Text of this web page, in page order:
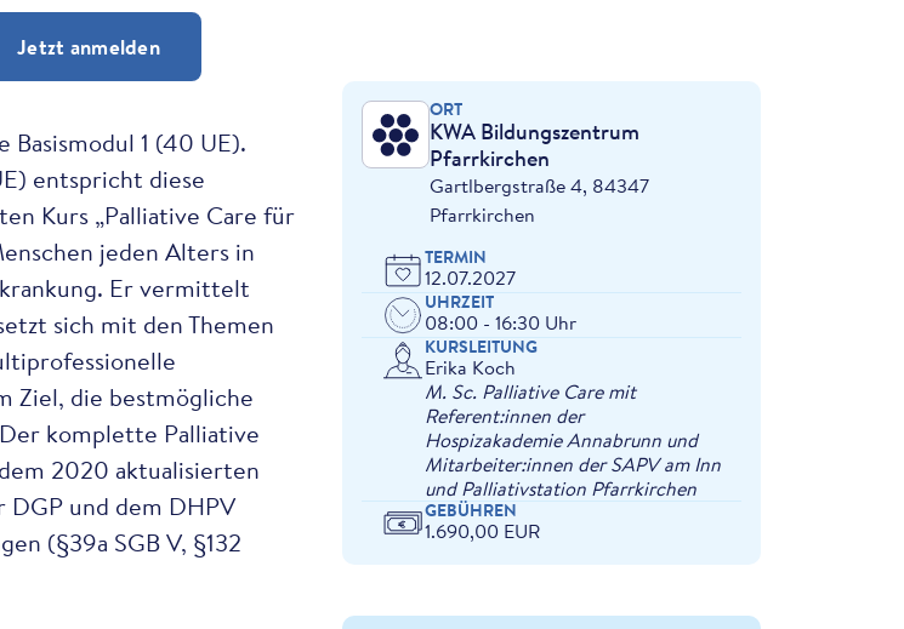
Jetzt anmelden
Basismodul 1 (40 UE).
entspricht diese
Kurs „Palliative Care für
jeden Alters in
Er vermittelt
sich mit den Themen
Ziel, die bestmögliche
komplette Palliative
2020 aktualisierten
DGP und dem DHPV
(§39a SGB V, §132
ORT
KWA Bildungszentrum
Pfarrkirchen
Gartlbergstraße 4, 84347
Pfarrkirchen
TERMIN
12.07.2027
UHRZEIT
08:00 - 16:30 Uhr
KURSLEITUNG
Erika Koch
M. Sc. Palliative Care mit
Referent:innen der
Hospizakademie Annabrunn und
Mitarbeiter:innen der SAPV am Inn
und Palliativstation Pfarrkirchen
GEBÜHREN
1.690,00 EUR